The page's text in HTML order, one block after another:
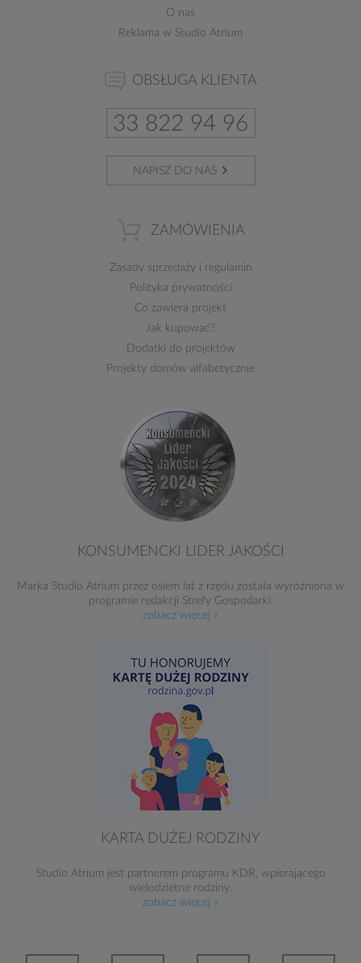
O nas
Reklama w Studio Atrium
OBSŁUGA KLIENTA
33 822 94 96
NAPISZ DO NAS
ZAMÓWIENIA
Zasady sprzedażyi regulamin
Polityka prywatności
Co zawiera projekt
Jak kupować?
Dodatki do projektów
Projekty domów alfabetycznie
KONSUMENCKI LIDER JAKOŚCI
Marka Studio Atrium przez osiem lat z rzędu została wyróżniona w
programie redakcji Strefy Gospodarki.
zobacz więcej »
KARTA DUŻEJ RODZINY
Studio Atrium jest partnerem programu KDR, wpierającego
wielodzietne rodziny.
zobacz więcej »